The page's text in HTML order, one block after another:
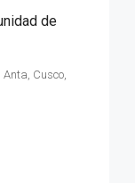
de
Cusco,